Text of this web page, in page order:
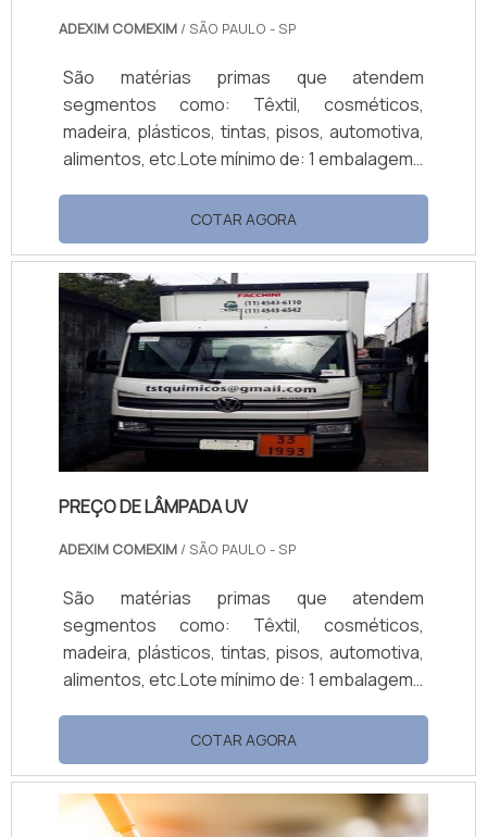
ADEXIM COMEXIM / SÃO PAULO - SP
São matérias primas que atendem
segmentos como: Têxtil, cosméticos,
madeira, plásticos, tintas, pisos, automotiva,
alimentos, etc.Lote mínimo de: 1 embalagem -
deve ser bem analisado antes da compra da
lâmpada por parte das indústrias. Uma
lâmpada caracterizada por um preço justo é
aquela que está conformada com todas as
normas técnicas nacionais e internacionais,
pois é isto que assegura a eficiênc...
COTAR AGORA
PREÇO DE LÂMPADA UV
ADEXIM COMEXIM / SÃO PAULO - SP
São matérias primas que atendem
segmentos como: Têxtil, cosméticos,
madeira, plásticos, tintas, pisos, automotiva,
alimentos, etc.Lote mínimo de: 1 embalagem -
lâmpada UV é um gasto destinado para
reposição desta peça que compõe o
equipamento de teste UV. Nesse
equipamento são usadas lâmpadas UV para
COTAR AGORA